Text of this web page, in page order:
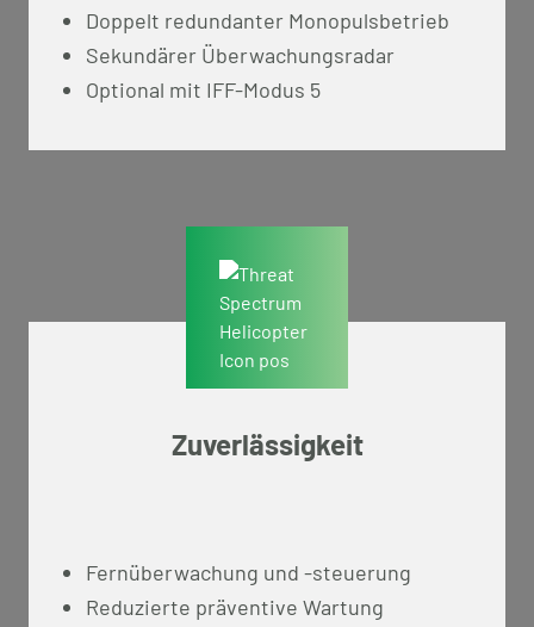
Doppelt redundanter Monopulsbetrieb
Sekundärer Überwachungsradar
Optional mit IFF-Modus 5
Zuverlässigkeit
Fernüberwachung und -steuerung
Reduzierte präventive Wartung